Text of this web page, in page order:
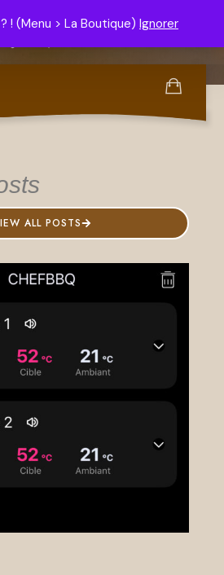
! (Menu > La Boutique) Ignorer
HomeCooking
ALL POSTS